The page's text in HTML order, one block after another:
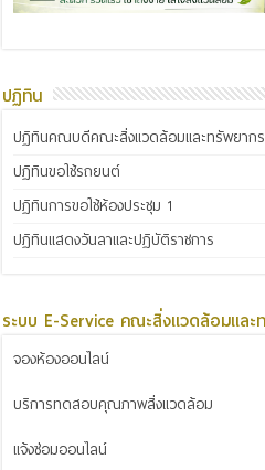
ปฏิทิน
ปฏิทินคณบดีคณะสิ่งแวดล้อมและทรัพยาก
ปฏิทินขอใช้รถยนต์
ปฏิทินการขอใช้ห้องประชุม 1
ปฏิทินแสดงวันลาและปฏิบัติราชการ
ระบบ E-Service คณะสิ่งแวดล้อมแล
จองห้องออนไลน์
บริการทดสอบคุณภาพสิ่งแวดล้อม
แจ้งซ่อมออนไลน์